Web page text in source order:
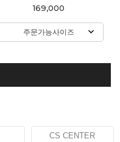
169,000
주문가능사이즈
CS CENTER